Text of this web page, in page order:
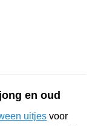
en oud
uitjes voor